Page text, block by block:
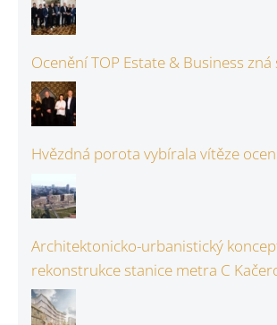
Ocenění TOP Estate & Business zná
Hvězdná porota vybírala vítěze
Architektonicko-urbanistický
rekonstrukce stanice metra C